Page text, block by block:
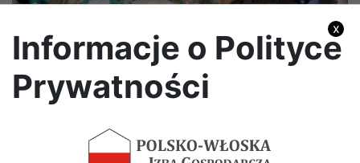
Misja biznesowa do Rzymu 28–30 września 2026
x
Informacje o Polityce
Prywatności